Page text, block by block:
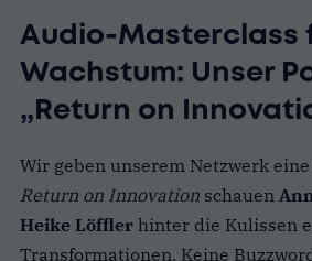
Audio-Masterclass
Wachstum: Unser
„Return on
Wir geben unserem Netzwerk
Return on Innovation schauen
Heike Löffler hinter die Kulissen
Transformationen. Keine